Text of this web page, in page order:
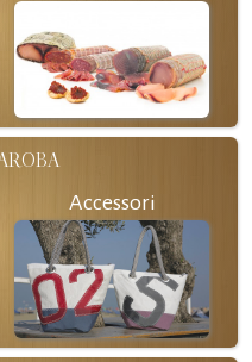
Accessori